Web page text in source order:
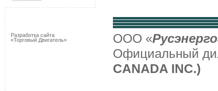
Разработка сайта
«Торговый Двигатель»
ООО «
Официальный
CANADA INC.)